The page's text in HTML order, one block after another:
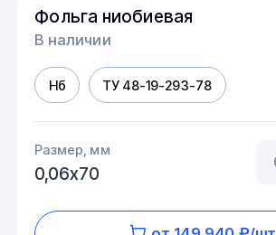
Фольга ниобиевая
В наличии
Нб ТУ 48-19-293-78
Размер, мм
0,06х70